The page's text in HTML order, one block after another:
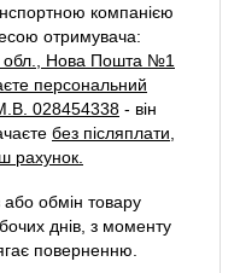
компанією
отримувача:
обл., Нова Пошта №1
персональний
028454338 - він
без післяплати
рахунок.
обмін товару
днів, з моменту
поверненню.